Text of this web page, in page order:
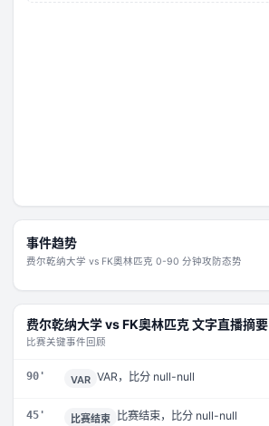
事件趋势
费尔乾纳大学 vs FK奧林匹克 0-90 分钟攻防态势
费尔乾纳大学vsFK奧林匹克文字直播摘要
比赛关键事件回顾
90' VAR VAR，比分 null-null
45' 比赛结束 比赛结束，比分 null-null